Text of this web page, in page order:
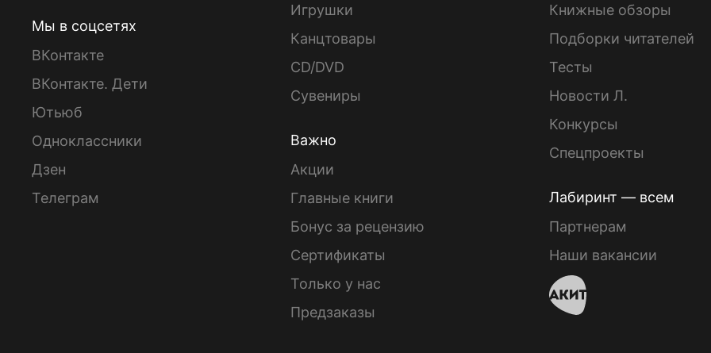
Мы в соцсетях
ВКонтакте
ВКонтакте. Дети
Ютьюб
Одноклассники
Дзен
Телеграм
Игрушки
Канцтовары
CD/DVD
Сувениры
Важно
Акции
Главные книги
Бонус за рецензию
Сертификаты
Только у нас
Предзаказы
Книжные обзоры
Подборки читателей
Тесты
Новости Л.
Конкурсы
Спецпроекты
Лабиринт — всем
Партнерам
Наши вакансии